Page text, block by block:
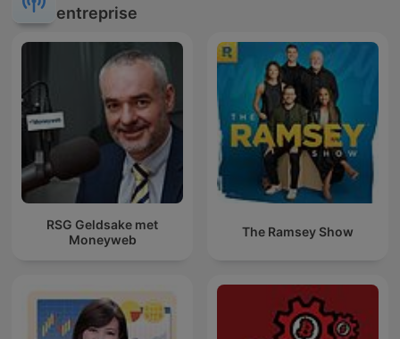
entreprise
RSG Geldsake met
Moneyweb
The Ramsey Show